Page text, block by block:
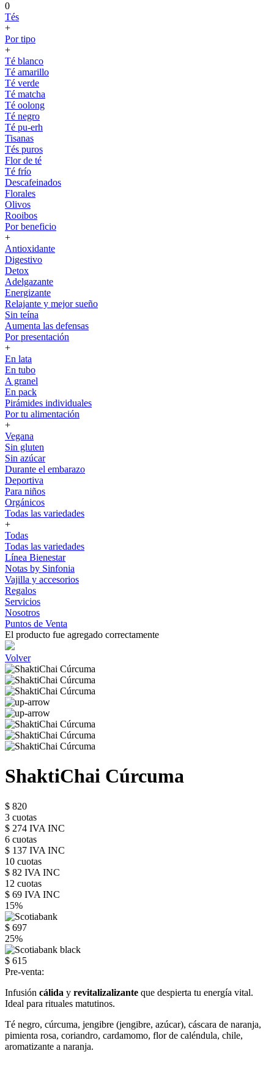
0
Tés
+
Por tipo
+
Té blanco
Té amarillo
Té verde
Té matcha
Té oolong
Té negro
Té pu-erh
Tisanas
Tés puros
Flor de té
Té frío
Descafeinados
Florales
Olivos
Rooibos
Por beneficio
+
Antioxidante
Digestivo
Detox
Adelgazante
Energizante
Relajante y mejor sueño
Sin teína
Aumenta las defensas
Por presentación
+
En lata
En tubo
A granel
En pack
Pirámides individuales
Por tu alimentación
+
Vegana
Sin gluten
Sin azúcar
Durante el embarazo
Deportiva
Para niños
Orgánicos
Todas las variedades
+
Todas
Todas las variedades
Línea Bienestar
Notas by Sinfonia
Vajilla y accesorios
Regalos
Servicios
Nosotros
Puntos de Venta
El producto fue agregado correctamente
Volver
ShaktiChai Cúrcuma
$ 820
3 cuotas
$ 274 IVA INC
6 cuotas
$ 137 IVA INC
10 cuotas
$ 82 IVA INC
12 cuotas
$ 69 IVA INC
15%
$ 697
25%
$ 615
Pre-venta:
Infusión cálida y revitalizalizante que despierta tu energía vital.
Ideal para rituales matutinos.
Té negro, cúrcuma, jengibre (jengibre, azúcar), cáscara de naranja,
pimienta rosa, coriandro, cardamomo, flor de caléndula, chile,
aromatizante a naranja.